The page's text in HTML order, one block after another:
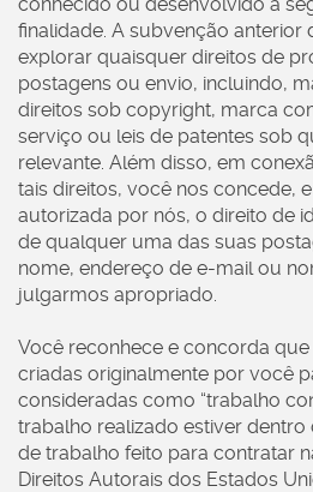
finalidade. A subvenção anterior
explorar quaisquer direitos de
postagens ou envio, incluindo,
direitos sob copyright, marca
serviço ou leis de patentes sob
relevante. Além disso, em
tais direitos, você nos concede,
autorizada por nós, o direito de
de qualquer uma das suas
nome, endereço de e-mail ou
julgarmos apropriado.
Você reconhece e concorda
criadas originalmente por você
consideradas como “trabalho
trabalho realizado estiver
de trabalho feito para contratar
Direitos Autorais dos Estados